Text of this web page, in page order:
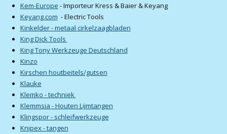
Kem-Europe - Importeur Kress & Baier & Keyang
Keyang.com - Electric Tools
Kinkelder - metaal cirkelzaagbladen
King Dick Tools
King Tony Werkzeuge Deutschland
Kinzo
Kirschen houtbeitels/gutsen
Klauke
Klemko - techniek
Klemmsia - Houten Lijmtangen
Klingspor - schleifwerkzeuge
Knipex - tangen